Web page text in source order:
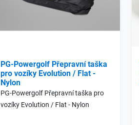
PG-Powergolf Přepravní taška
pro vozíky Evolution / Flat -
Nylon
PG-Powergolf Přepravní taška pro
vozíky Evolution / Flat - Nylon